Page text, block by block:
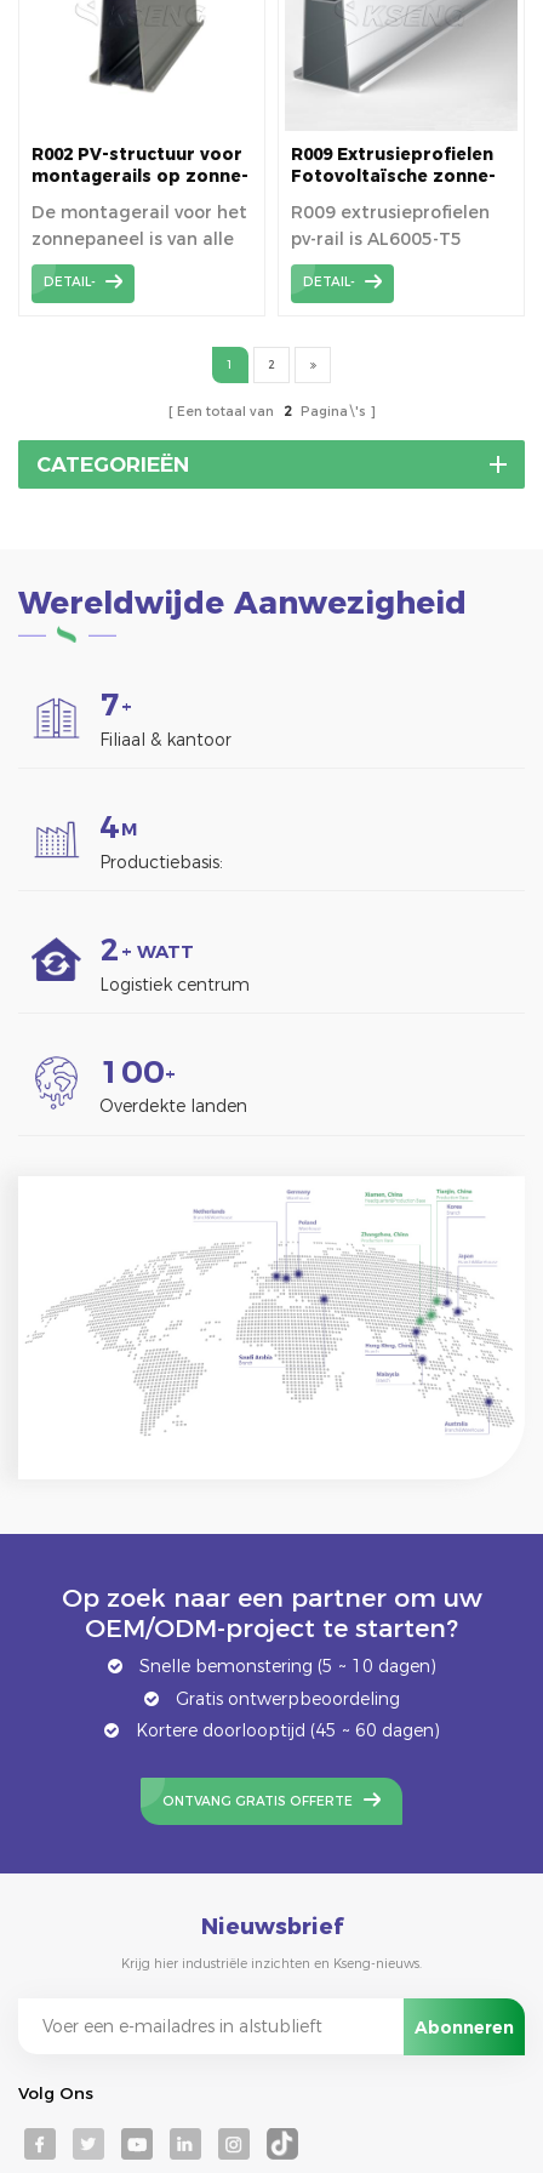
R002 PV-structuur voor
montagerails op zonne-
De montagerail voor het
zonnepaneel is van alle
beugelmaterialen
hoogwaardige
levensduur van meer dan
DETAIL-
R009 Extrusieprofielen
Fotovoltaïsche zonne-
R009 extrusieprofielen
pv-rail is AL6005-T5
materiaal aluminium
extrusieprofielen;
DETAIL-
1 2
Een totaal van 2 Pagina\'s
CATEGORIEËN
Wereldwijde Aanwezigheid
7+
Filiaal & kantoor
4M
Productiebasis:
2 + WATT
Logistiek centrum
1 00+
Overdekte landen
Op zoek naar een partner om uw
OEM/ODM-project te starten?
Snelle bemonstering (5 ~ 10 dagen)
Gratis ontwerpbeoordeling
Kortere doorlooptijd (45 ~ 60 dagen)
ONTVANG GRATIS OFFERTE
Nieuwsbrief
Krijg hier industriële inzichten en Kseng-nieuws.
Volg Ons